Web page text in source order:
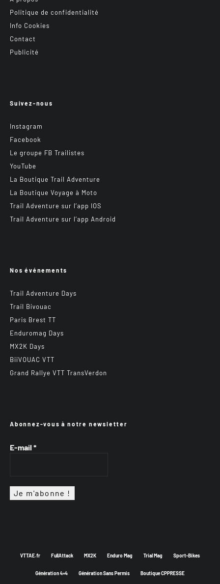
Politique de confidentialité
Info Cookies
Contact
Publicité
Suivez-nous
Instagram
Facebook
Le groupe FB Trailistes
YouTube
La Boutique Trail Adventure
La Boutique Voyage à Moto
Trail Adventure sur l’app IOS
Trail Adventure sur l’app Android
Nos événements
Trail Adventure Days
Trail Bivouac
Paris Brest TT
Enduromag Days
MX2K Days
BiiVOUAC VTT
Grand Rallye VTT TransVerdon
Abonnez-vous à notre newsletter
E-mail *
VTTAE.fr FullAttack MX2K Enduro Mag Trial Mag Sport-Bikes
Génération 4×4 Génération Sans Permis Boutique CPPRESSE